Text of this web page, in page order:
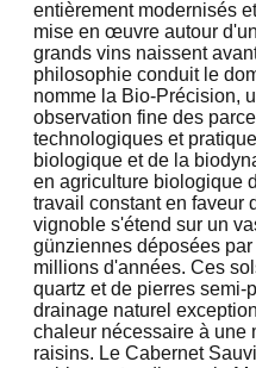
entièrement modernisés
mise en œuvre autour
grands vins naissent
philosophie conduit le
nomme la Bio-Précision,
observation fine des
technologiques et
biologique et de la
en agriculture biologique
travail constant en faveur
vignoble s'étend sur un
günziennes déposées
millions d'années. Ces
quartz et de pierres semi-
drainage naturel
chaleur nécessaire à une
raisins. Le Cabernet